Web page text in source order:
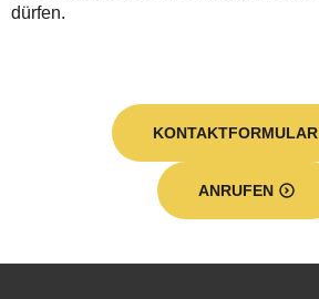
dürfen.
KONTAKTFORMULAR
ANRUFEN